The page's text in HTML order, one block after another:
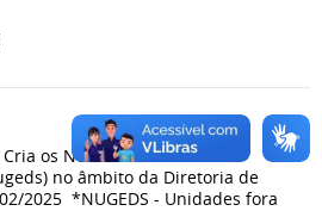
os Núcleos de Gênero e
no âmbito da Diretoria de
2025 *NUGEDS - Unidades fora